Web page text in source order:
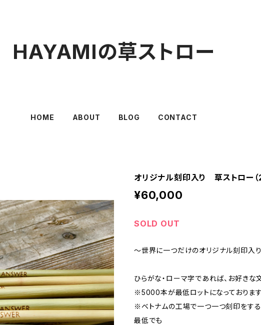
HAYAMIの草ストロー
HOME ABOUT BLOG CONTACT
オリジナル刻印入り 草ストロー
¥60,000
SOLD OUT
～世界に一つだけのオリジナル刻印入
ひらがな・ローマ字であれば、お好きな
※5000本が最低ロットになっております
※ベトナムの工場で一つ一つ刻印をす
最低でも